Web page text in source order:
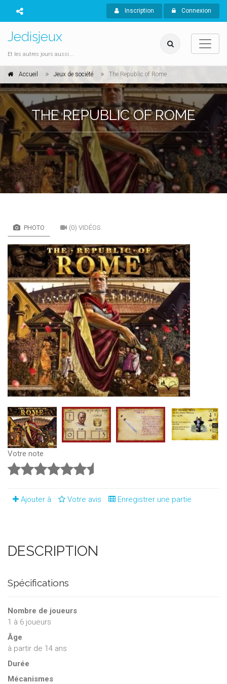
Inscription Connexion
Jedisjeux
Et les autres jours aussi...
Accueil Jeux de société The Republic of Rome
THE REPUBLIC OF ROME
PHOTO (0) VIDÉOS
Votre note
Ajouter à Votre avis Enregistrer une partie
DESCRIPTION
Spécifications
Nombre de joueurs
1 à 6 joueurs
Âge
à partir de 14 ans
Durée
Mécanismes